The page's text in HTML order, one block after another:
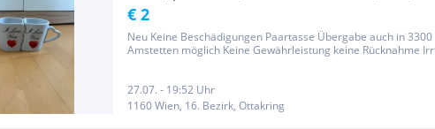
€ 2
Neu Keine Beschädigungen Paartasse Übergabe auch in 3300
Amstetten möglich Keine Gewährleistung keine Rücknahme
27.07. - 19:52 Uhr
1160 Wien, 16. Bezirk, Ottakring